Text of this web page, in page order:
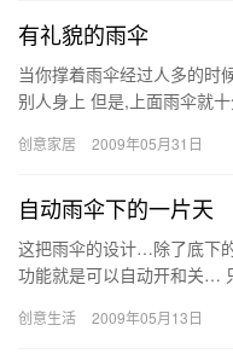
有礼貌的雨伞
当你撑着雨伞经过人多的
别人身上 但是,上面雨伞就
创意家居 2009年05月31日
自动雨伞下的一片天
这把雨伞的设计…除了底下
功能就是可以自动开和关…
创意生活 2009年05月13日